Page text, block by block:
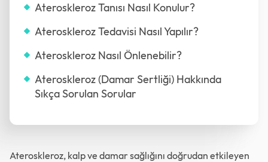
Ateroskleroz Tanısı Nasıl Konulur?
Ateroskleroz Tedavisi Nasıl Yapılır?
Ateroskleroz Nasıl Önlenebilir?
Ateroskleroz (Damar Sertliği) Hakkında
Sıkça Sorulan Sorular
Ateroskleroz, kalp ve damar sağlığını doğrudan etkileyen